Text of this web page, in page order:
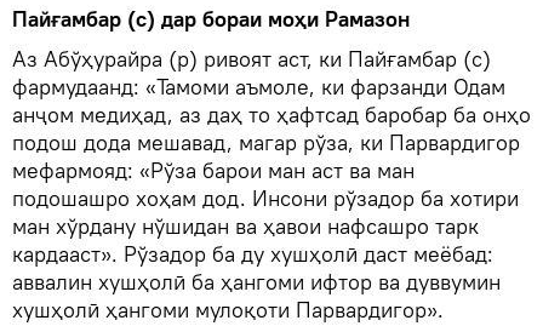
Пайғамбар (с) дар бораи моҳи Рамазон
Аз Абўҳурайра (р) ривоят аст, ки Пайғамбар (с)
фармудаанд: «Тамоми аъмоле, ки фарзанди Одам
анҷом медиҳад, аз даҳ то ҳафтсад баробар ба онҳо
подош дода мешавад, магар рўза, ки Парвардигор
мефармояд: «Рўза барои ман аст ва ман
подошашро хоҳам дод. Инсони рўзадор ба хотири
ман хўрдану нўшидан ва ҳавои нафсашро тарк
кардааст». Рўзадор ба ду хушҳолӣ даст меёбад:
аввалин хушҳолӣ ба ҳангоми ифтор ва дуввумин
хушҳолӣ ҳангоми мулоқоти Парвардигор».